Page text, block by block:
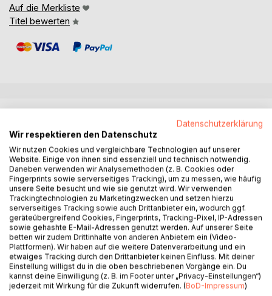
Auf die Merkliste
Titel bewerten
Die Ich-Erzählerin begibt sich auf einer Reise durch die
Welt der Märchen und fantastischen Geschichten heraus
ihrer grauen Wirklichkeit in die Welt des schönen Scheins,
dem Reich der Elfe Fionya Federleicht, entführt von Herrn
Wozu, einem kleinwüchsigen Männchen, zu dem einzigen
Zweck dem gesunden Menschenverstand wieder auf die
Beine zu verhelfen. Der neunmalklugen Wicht und sie
liefern sich Verlaufe der Geschichte immer wieder etliche
heitere bis besinnliche Wortgefechte, die darin gipfeln,
dass sich die gegenseitigen Standpunkte auf wundersame
Weise näherkommen ebenso wie die unterschiedlicher
nicht sein könnenden Protagonisten.
Datenschutzerklärung
Wir respektieren den Datenschutz
Wir nutzen Cookies und vergleichbare Technologien auf unserer
Website. Einige von ihnen sind essenziell und technisch notwendig.
Daneben verwenden wir Analysemethoden (z. B. Cookies oder
Fingerprints sowie serverseitiges Tracking), um zu messen, wie häufig
unsere Seite besucht und wie sie genutzt wird. Wir verwenden
Trackingtechnologien zu Marketingzwecken und setzen hierzu
serverseitiges Tracking sowie auch Drittanbieter ein, wodurch ggf.
geräteübergreifend Cookies, Fingerprints, Tracking-Pixel, IP-Adressen
sowie gehashte E-Mail-Adressen genutzt werden. Auf unserer Seite
betten wir zudem Drittinhalte von anderen Anbietern ein (Video-
Plattformen). Wir haben auf die weitere Datenverarbeitung und ein
etwaiges Tracking durch den Drittanbieter keinen Einfluss. Mit deiner
Einstellung willigst du in die oben beschriebenen Vorgänge ein. Du
kannst deine Einwilligung (z. B. im Footer unter „Privacy-Einstellungen“)
jederzeit mit Wirkung für die Zukunft widerrufen. (BoD-Impressum)